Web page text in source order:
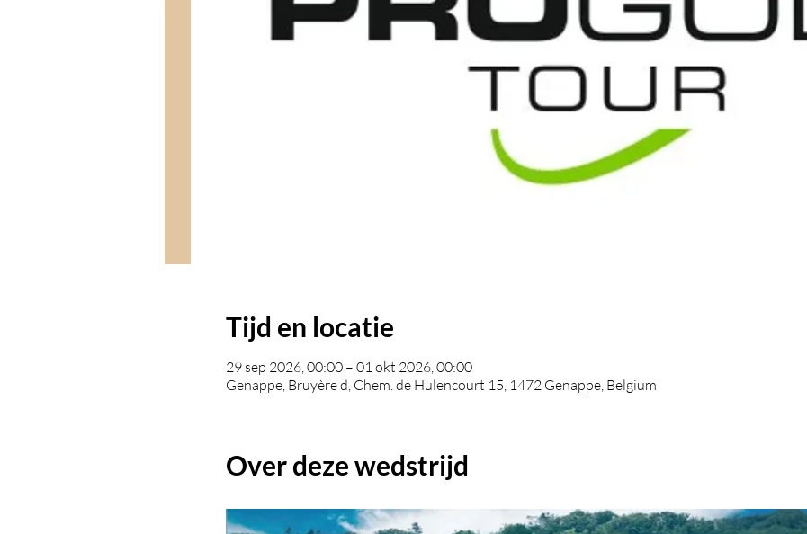
Tijd en locatie
29 sep 2026, 00:00 – 01 okt 2026, 00:00
Genappe, Bruyère d, Chem. de Hulencourt 15, 1472 Genappe, Belgium
Over deze wedstrijd